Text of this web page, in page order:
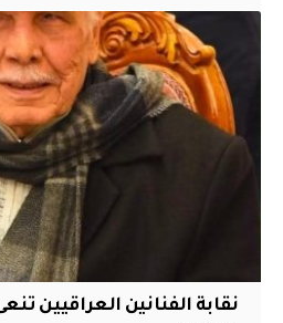
نقابة الفنانين العراقيين